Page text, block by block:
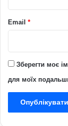
Email *
Зберегти моє
для моїх